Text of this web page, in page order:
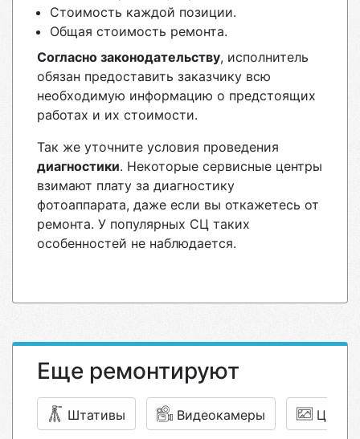
Стоимость каждой позиции.
Общая стоимость ремонта.
Согласно законодательству, исполнитель
обязан предоставить заказчику всю
необходимую информацию о предстоящих
работах и их стоимости.
Так же уточните условия проведения
диагностики. Некоторые сервисные центры
взимают плату за диагностику
фотоаппарата, даже если вы откажетесь от
ремонта. У популярных СЦ таких
особенностей не наблюдается.
Еще ремонтируют
Штативы Видеокамеры